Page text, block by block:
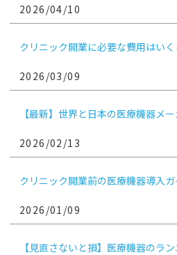
2026/04/10
クリニック開業に必要な費用はい
2026/03/09
【最新】世界と日本の医療機器メ
2026/02/13
クリニック開業前の医療機器導入
2026/01/09
【見直さないと損】医療機器のラ